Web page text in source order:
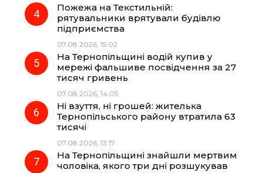
Пожежа на Текстильній:
рятувальники врятували будівлю
підприємства
07.08.2026, 15:02
На Тернопільщині водій купив у
мережі фальшиве посвідчення за 27
тисяч гривень
07.08.2026, 14:05
Ні взуття, ні грошей: жителька
Тернопільського району втратила 63
тисячі
07.08.2026, 13:17
На Тернопільщині знайшли мертвим
чоловіка, якого три дні розшукував